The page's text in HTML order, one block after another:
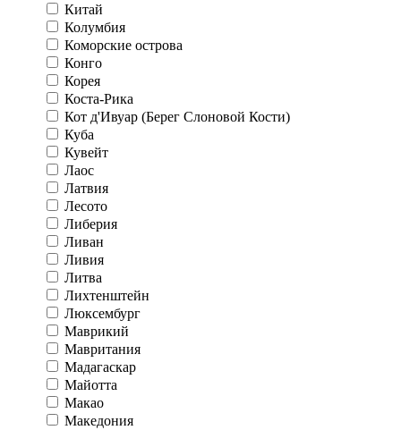
Китай
Колумбия
Коморские острова
Конго
Корея
Коста-Рика
Кот д'Ивуар (Берег Слоновой Кости)
Куба
Кувейт
Лаос
Латвия
Лесото
Либерия
Ливан
Ливия
Литва
Лихтенштейн
Люксембург
Маврикий
Мавритания
Мадагаскар
Майотта
Макао
Македония